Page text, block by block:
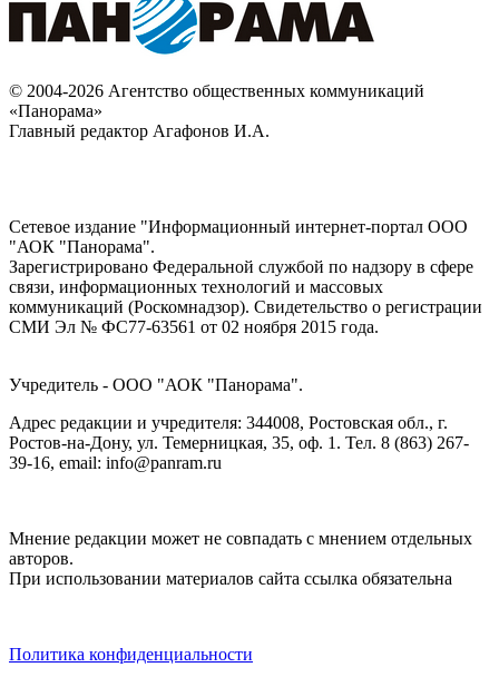
© 2004-2026 Агентство общественных коммуникаций
«Панорама»
Главный редактор Агафонов И.А.
Сетевое издание "Информационный интернет-портал ООО
"АОК "Панорама".
Зарегистрировано Федеральной службой по надзору в сфере
связи, информационных технологий и массовых
коммуникаций (Роскомнадзор). Cвидетельство о регистрации
СМИ Эл № ФС77-63561 от 02 ноября 2015 года.
Учредитель - ООО "АОК "Панорама".
Адрес редакции и учредителя: 344008, Ростовская обл., г.
Ростов-на-Дону, ул. Темерницкая, 35, оф. 1. Тел. 8 (863) 267-
39-16, email: info@panram.ru
Мнение редакции может не совпадать с мнением отдельных
авторов.
При использовании материалов сайта ссылка обязательна
Политика конфиденциальности